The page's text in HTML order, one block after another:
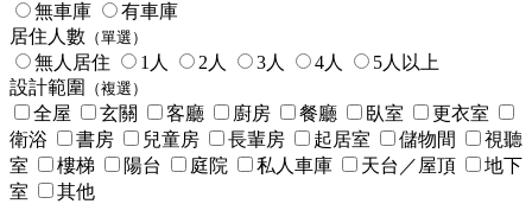
無車庫
有車庫
居住人數 （單選）
無人居住 1人 2人 3人 4人
5人以上
設計範圍
（複選）
全屋 玄關 客廳 廚房 餐廳 臥室
更衣室
衛浴
書房 兒童房 長輩房 起居室 儲物間
視聽
室
樓梯 陽台 庭院 私人車庫 天台／屋頂
地下
室
其他